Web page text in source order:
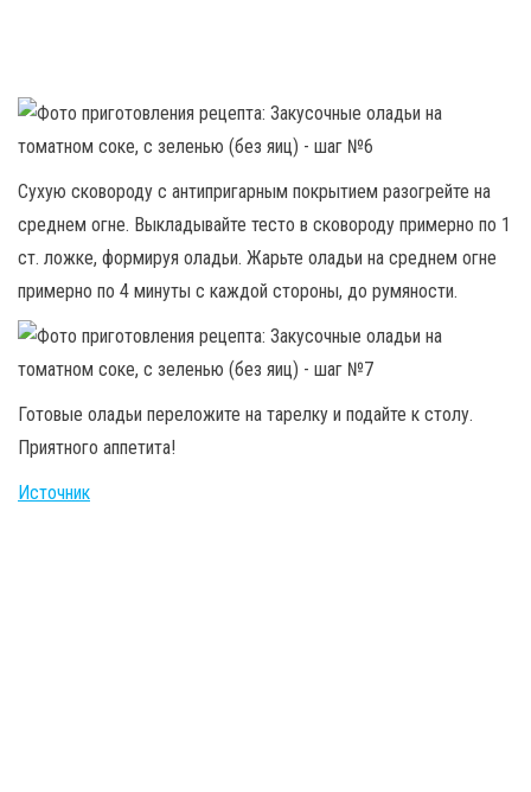
Сухую сковороду с антипригарным покрытием разогрейте на
среднем огне. Выкладывайте тесто в сковороду примерно по 1
ст. ложке, формируя оладьи. Жарьте оладьи на среднем огне
примерно по 4 минуты с каждой стороны, до румяности.
Готовые оладьи переложите на тарелку и подайте к столу.
Приятного аппетита!
Источник